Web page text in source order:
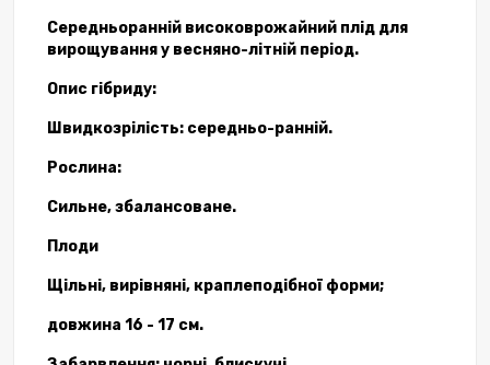
Середньоранній високоврожайний плід для
вирощування у весняно-літній період.
Опис гібриду:
Швидкозрілість: середньо-ранній.
Рослина:
Сильне, збалансоване.
Плоди
Щільні, вирівняні, краплеподібної форми;
довжина 16 - 17 см.